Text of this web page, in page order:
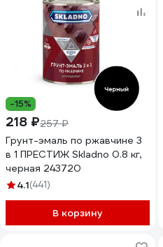
-15%
218 ₽257 ₽
Грунт-эмаль по ржавчине 3
в 1 ПРЕСТИЖ Skladno 0.8 кг,
черная 243720
4.1(441)
В корзину